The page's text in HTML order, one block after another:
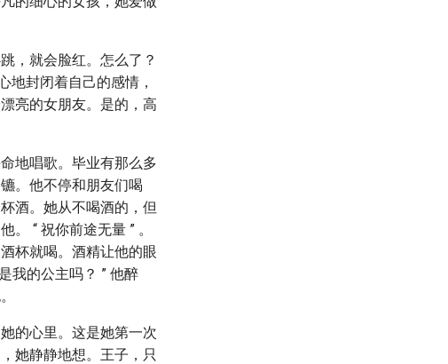
，就会脸红。怎么了？
地封闭着自己的感情，
亮的女朋友。是的，高
地唱歌。毕业有那么多
。他不停和朋友们喝
酒。她从不喝酒的，但
“ 祝你前途无量 ” 。
杯就喝。酒精让他的眼
我的公主吗？ ” 他醉
的心里。这是她第一次
她静静地想。王子，只